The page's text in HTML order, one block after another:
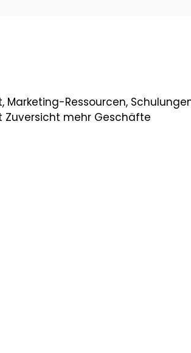
Ressourcen,
Zuversicht mehr Geschäfte